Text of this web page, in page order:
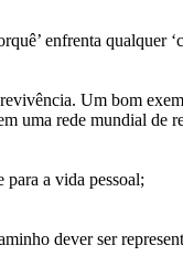
enfrenta qualquer
Um bom
uma rede mundial de
a vida pessoal;
dever ser